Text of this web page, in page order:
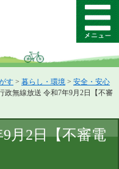
メ
ニ
ー
す > 暮らし・環境 > 安全・安心
政無線放送 令和7年9月2日【不審
月2日【不審電